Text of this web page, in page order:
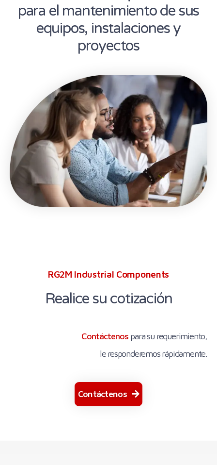
para el mantenimiento de sus
equipos, instalaciones y
proyectos
RG2M Industrial Components
Realice su cotización
Contáctenos para su requerimiento,
le responderemos rápidamente.
Contáctenos